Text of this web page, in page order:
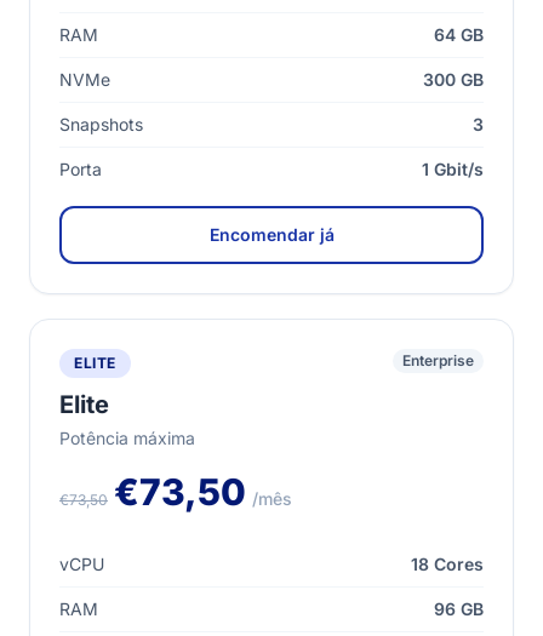
RAM 64 GB
NVMe 300 GB
Snapshots 3
Porta 1 Gbit/s
Encomendar já
ELITE Enterprise
Elite
Potência máxima
€73,50 €73,50 /mês
vCPU 18 Cores
RAM 96 GB